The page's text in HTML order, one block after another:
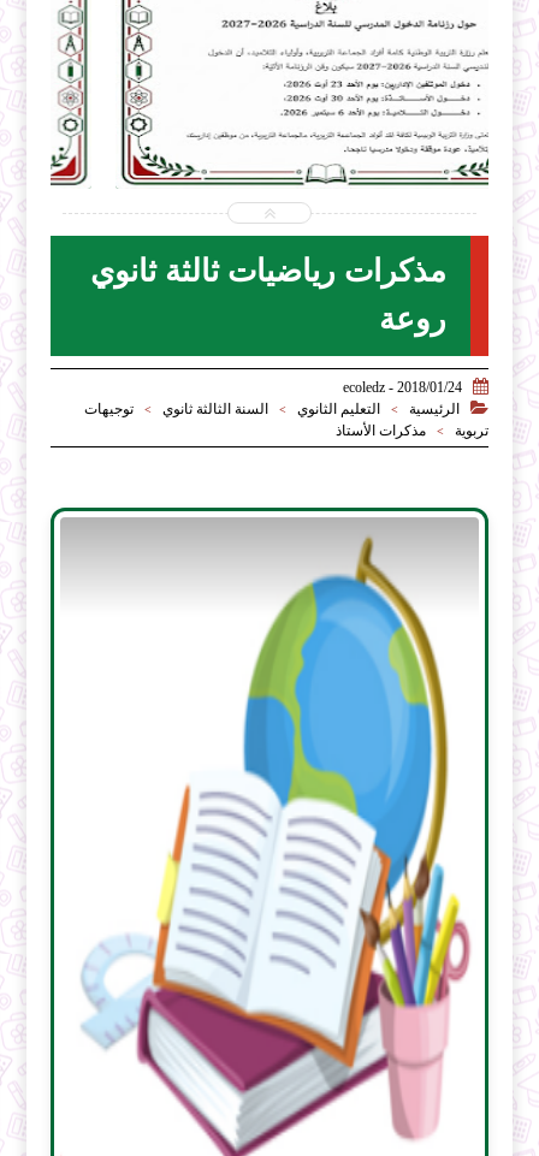
2026-07-31
ecoledz.net
شاهد الموضوع
مذكرات رياضيات ثالثة ثانوي
روعة

2018/01/24 - ecoledz

الرئيسية > التعليم الثانوي > السنة الثالثة ثانوي >
توجيهات
تربوية
> مذكرات الأستاذ